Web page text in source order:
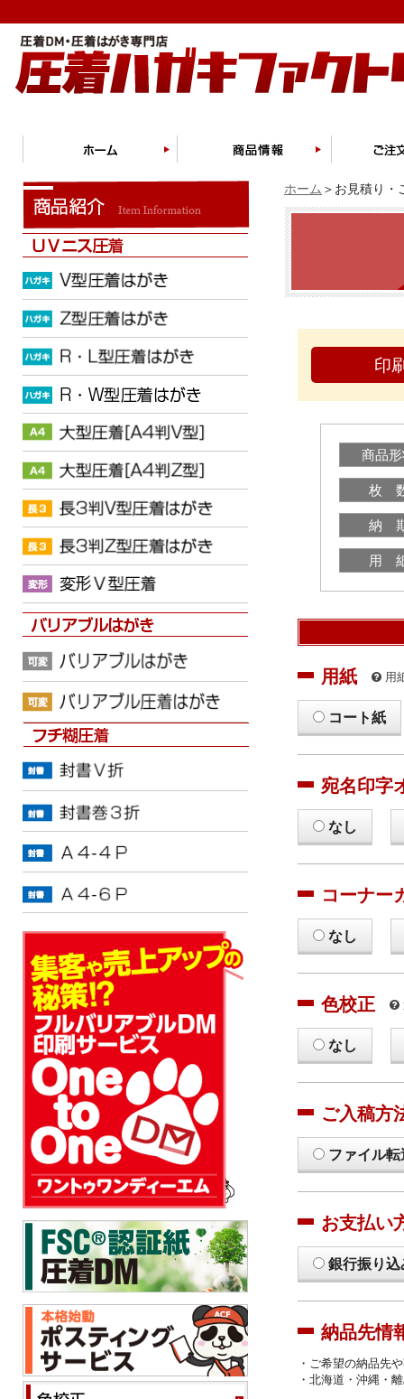
ホーム ＞お見積り・
印
商品
枚
納
用
用紙 用
コート紙
宛名印字
なし
コーナー
なし
色校正
なし
ご入稿方
ファイル
お支払い
銀行振り込
納品先情
・ご希望の納品先
・北海道・沖縄・